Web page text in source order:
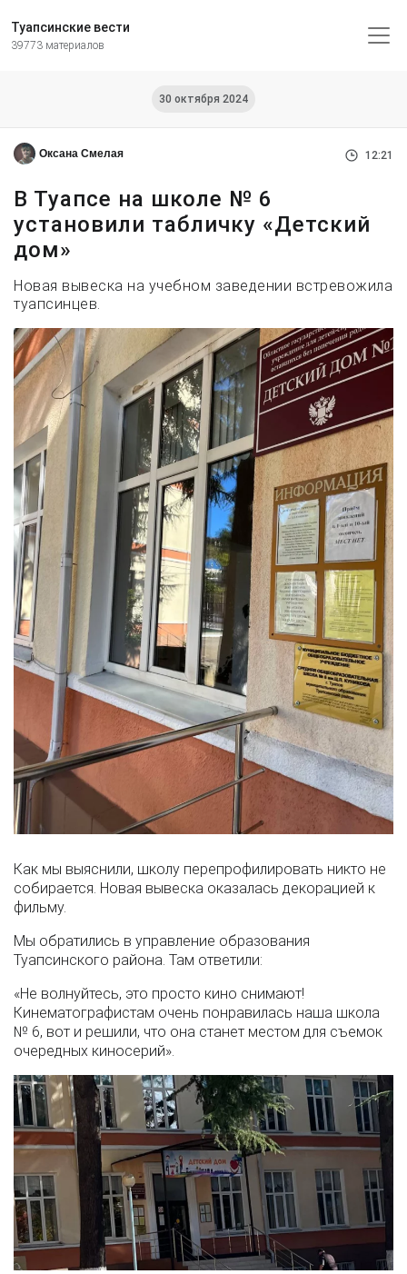
Туапсинские вести
39773 материалов
30 октября 2024
Оксана Смелая 12:21
В Туапсе на школе № 6
установили табличку «Детский
дом»
Новая вывеска на учебном заведении встревожила
туапсинцев.
Как мы выяснили, школу перепрофилировать никто не
собирается. Новая вывеска оказалась декорацией к
фильму.
Мы обратились в управление образования
Туапсинского района. Там ответили:
«Не волнуйтесь, это просто кино снимают!
Кинематографистам очень понравилась наша школа
№ 6, вот и решили, что она станет местом для съемок
очередных киносерий».